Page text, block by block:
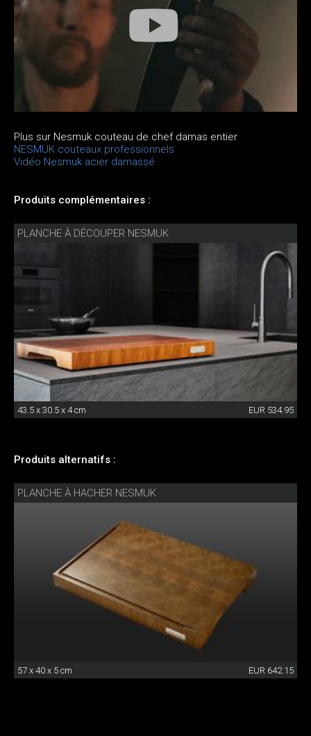
Plus sur Nesmuk couteau de chef damas entier
NESMUK couteaux professionnels
Vidéo Nesmuk acier damassé
Produits complémentaires :
PLANCHE À DÉCOUPER NESMUK
43.5 x 30.5 x 4 cm EUR 534.95
Produits alternatifs :
PLANCHE À HACHER NESMUK
57 x 40 x 5 cm EUR 642.15